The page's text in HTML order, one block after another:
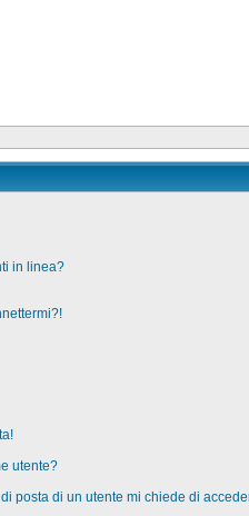
in linea?
utente?
posta di un utente mi chiede di